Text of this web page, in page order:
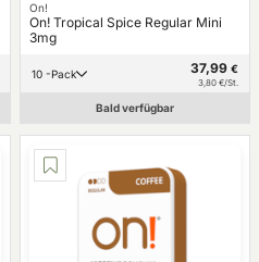
On!
On! Tropical Spice Regular Mini
3mg
10 -Pack 37,99 €
3,80 €/St.
Bald verfügbar